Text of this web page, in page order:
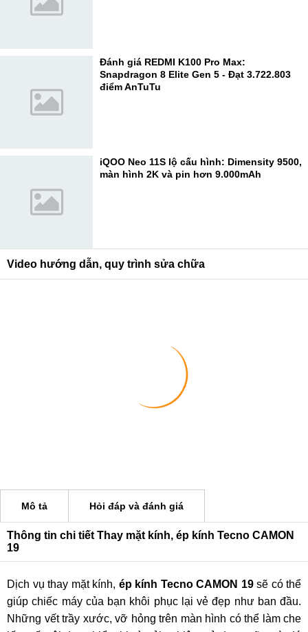
Đánh giá REDMI K100 Pro Max:
Snapdragon 8 Elite Gen 5 - Đạt 3.722.803
điểm AnTuTu
iQOO Neo 11S lộ cấu hình: Dimensity 9500,
màn hình 2K và pin hơn 9.000mAh
Video hướng dẫn, quy trình sửa chữa
Mô tả Hỏi đáp và đánh giá
Thông tin chi tiết Thay mặt kính, ép kính Tecno CAMON
19
Dịch vụ thay mặt kính, ép kính Tecno CAMON 19sẽ có thể
giúp chiếc máy của bạn khôi phục lại vẻ đẹp như ban đầu.
Những vết trầy xước, vỡ hỏng trên màn hình có thể làm che